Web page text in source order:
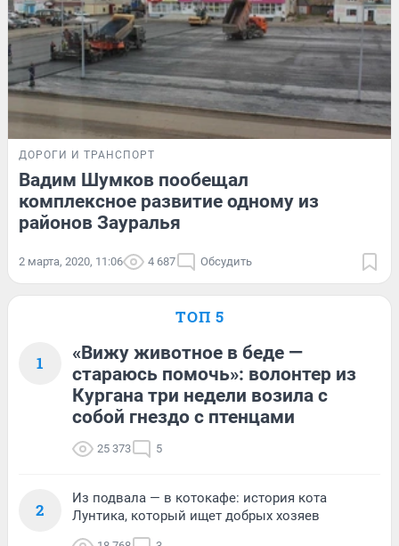
ДОРОГИ И ТРАНСПОРТ
Вадим Шумков пообещал
комплексное развитие одному из
районов Зауралья
2 марта, 2020, 11:06 4 687 Обсудить
ТОП 5
1
«Вижу животное в беде —
стараюсь помочь»: волонтер из
Кургана три недели возила с
собой гнездо с птенцами
25 373 5
2
Из подвала — в котокафе: история кота
Лунтика, который ищет добрых хозяев